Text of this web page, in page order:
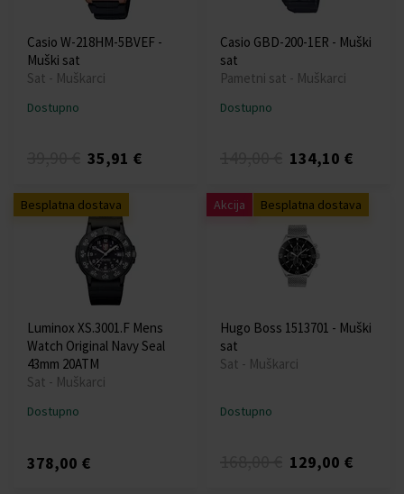
Casio W-218HM-5BVEF -
Muški sat
Sat - Muškarci
Dostupno
35,91 €
Casio GBD-200-1ER - Muški
sat
Pametni sat - Muškarci
Dostupno
134,10 €
Besplatna dostava
Luminox XS.3001.F Mens
Watch Original Navy Seal
43mm 20ATM
Sat - Muškarci
Dostupno
378,00 €
Akcija Besplatna dostava
Hugo Boss 1513701 - Muški
sat
Sat - Muškarci
Dostupno
129,00 €